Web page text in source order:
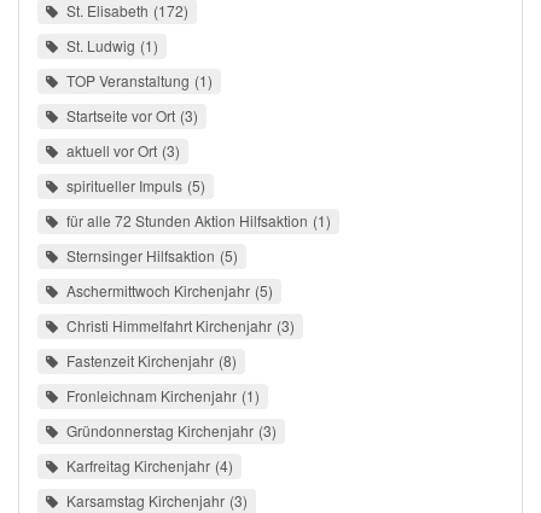
St. Elisabeth 172
St. Ludwig 1
TOP Veranstaltung 1
Startseite vor Ort 3
aktuell vor Ort 3
spiritueller Impuls 5
für alle 72 Stunden Aktion Hilfsaktion 1
Sternsinger Hilfsaktion 5
Aschermittwoch Kirchenjahr 5
Christi Himmelfahrt Kirchenjahr 3
Fastenzeit Kirchenjahr 8
Fronleichnam Kirchenjahr 1
Gründonnerstag Kirchenjahr 3
Karfreitag Kirchenjahr 4
Karsamstag Kirchenjahr 3